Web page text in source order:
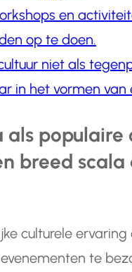
en
op te doen.
niet als
in het vormen van
als populaire
breed
culturele
te